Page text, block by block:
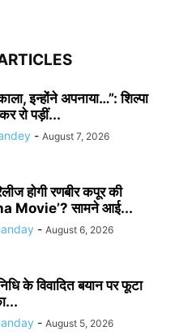
इन्होंने अपनाया…”: शिल्पा
रो पड़ीं...
- August 7, 2026
होगी रणबीर कपूर की
Movie’? सामने आई...
- August 6, 2026
के विवादित बयान पर फूटा
- August 5, 2026